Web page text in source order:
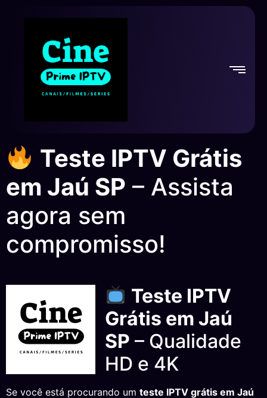
Teste IPTV Grátis
em Jaú SP – Assista
agora sem
compromisso!
Teste IPTV
Grátis em Jaú
SP – Qualidade
HD e 4K
Se você está procurando um teste IPTV grátis em Jaú